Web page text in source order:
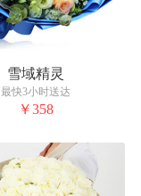
雪域精灵
最快3小时送达
￥358